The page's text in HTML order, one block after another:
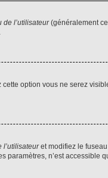
de l’utilisateur(généralement
cette option vous ne serez
l’utilisateuret modifiez le
n’est accessible